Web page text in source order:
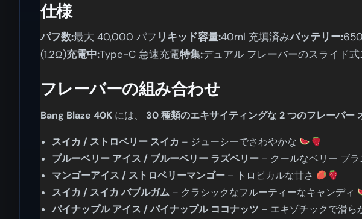
仕様
パフ数:最大 40,000 パフ リキッド容量:40ml 充填済みバッテリー:
(1.2Ω)充電中:Type-C 急速充電特集:デュアル フレーバーのスライド
フレーバーの組み合わせ
Bang Blaze 40K には、 30 種類のエキサイティングな 2 つのフレーバー
スイカ / ストロベリー スイカ – ジューシーでさわやかな
ブルーベリー アイス / ブルーベリー ラズベリー – クールなベリー ブラ
マンゴーアイス / ストロベリーマンゴー – トロピカルな甘さ
スイカ / スイカ バブルガム – クラシックなフルーティーなキャンディ
パイナップル アイス / パイナップル ココナッツ – エキゾチックで滑ら